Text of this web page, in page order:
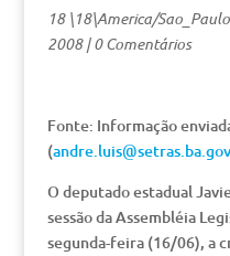
18 \18\America/
2008|0 Comentários
Fonte: Informação
(
O deputado estadual
sessão da Assembléia
segunda-feira (16/06), a